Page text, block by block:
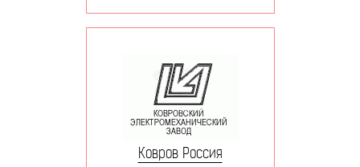
Ковров Россия